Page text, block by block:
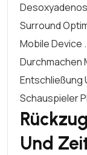
Surround
Mobile Device
Durchmachen
Entschließung
Schauspieler
Und